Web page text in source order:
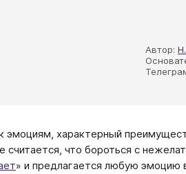
Автор:
эмоциям, характерный
считается, что бороться с
» и предлагается любую эмоцию